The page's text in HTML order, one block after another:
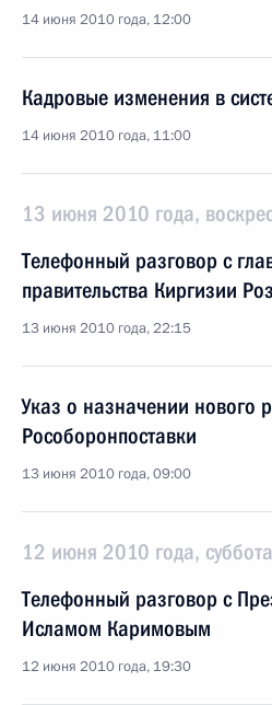
14 июня 2010 года, 12:00
Кадровые изменения в
14 июня 2010 года, 11:00
13 июня 2010 года,
Телефонный разговор с
правительства Киргизии
13 июня 2010 года, 22:15
Указ о назначении нового
Рособоронпоставки
13 июня 2010 года, 09:00
12 июня 2010 года, суббота
Телефонный разговор с
Исламом Каримовым
12 июня 2010 года, 19:30